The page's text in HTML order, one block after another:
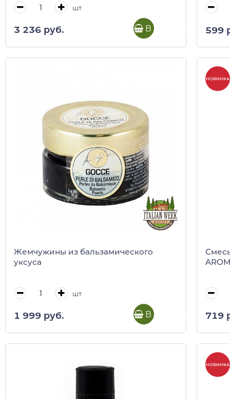
шт
3 236 руб. В корзину 599
Жемчужины из бальзамического
уксуса
шт
1 999 руб. В корзину
НОВИНКА
719
НОВИНКА